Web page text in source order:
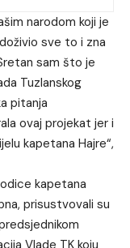
narodom koji je
sve to i zna
sam što je
Tuzlanskog
pitanja
ovaj projekat jer i
kapetana Hajre“,
kapetana
prisustvovali su
Vlade TK koju